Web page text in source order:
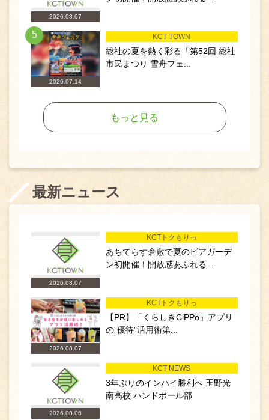
2026.08.07
5
2026.07.14
KCT TOWN
総社の夏を熱く彩る「第52回 総社
市民まつり 雪舟フェ...
もっと見る
最新ニュース
2026.08.07
KCTトクもりっ
あちてらす倉敷で夏のビアガーデ
ン初開催！開放感あふれる...
2026.08.07
KCTトクもりっ
【PR】「くらしきCiPPo」アプリ
の”優待”活用術第...
2026.08.06
KCT NEWS
3年ぶりのインハイ勝利へ 玉野光
南高校 ハンドボール部